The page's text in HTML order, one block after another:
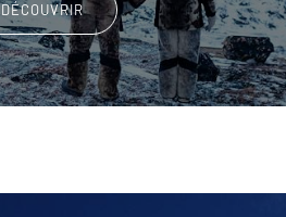
DÉCOUVRIR